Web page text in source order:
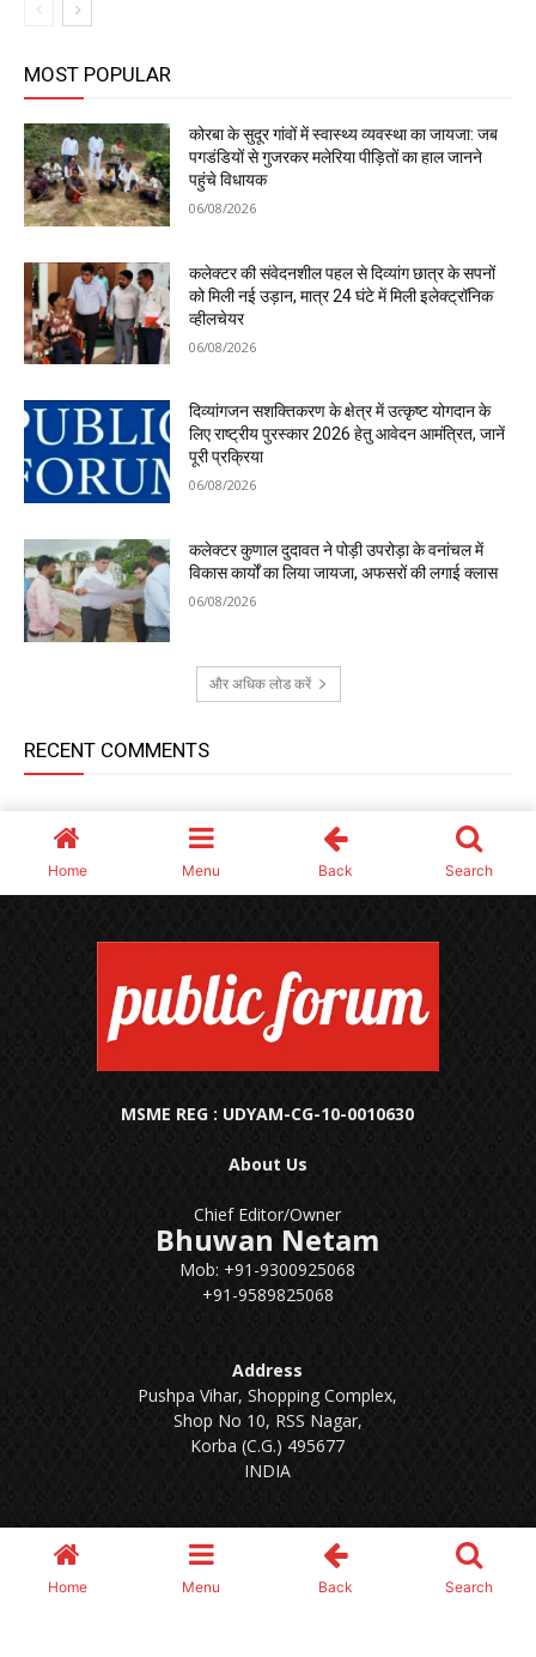
MSME REG : UDYAM-CG-10-0010630
About Us
Chief Editor/Owner
Bhuwan Netam
Mob: +91-9300925068
+91-9589825068
Address
Pushpa Vihar, Shopping Complex,
Shop No 10, RSS Nagar,
Korba (C.G.) 495677
INDIA
750publicforum@gmail.com
Home Menu Back Search